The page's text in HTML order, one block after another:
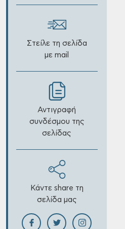
Στείλε τη σελίδα
με mail
Αντιγραφή
συνδέσμου της
σελίδας
Κάντε share τη
σελίδα μας